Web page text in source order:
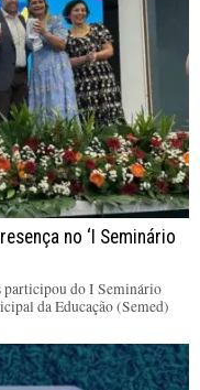
no ‘I Seminário
participou do I Seminário
da Educação (Semed)